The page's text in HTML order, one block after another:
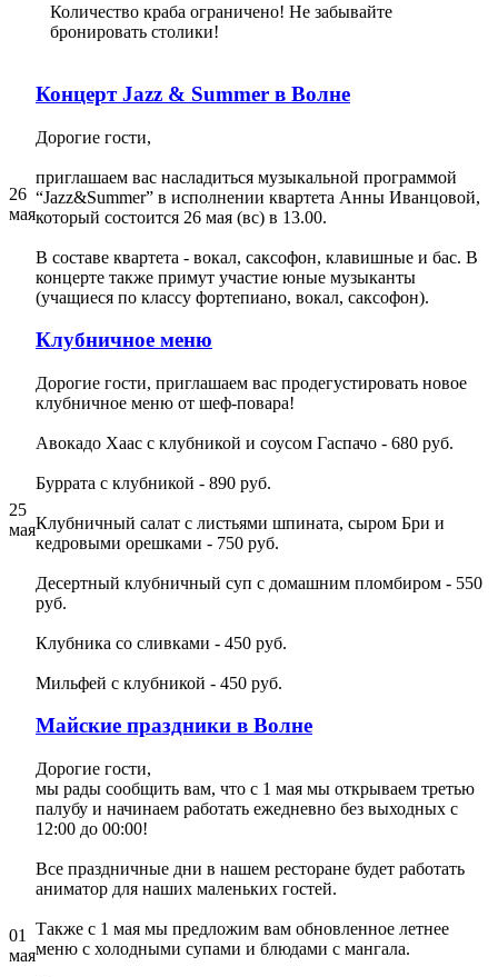
Количество краба ограничено! Не забывайте
бронировать столики!
26
мая
Концерт Jazz & Summer в Волне
Дорогие гости,
приглашаем вас насладиться музыкальной программой
“Jazz&Summer” в исполнении квартета Анны Иванцовой,
который состоится 26 мая (вс) в 13.00.
В составе квартета - вокал, саксофон, клавишные и бас. В
концерте также примут участие юные музыканты
(учащиеся по классу фортепиано, вокал, саксофон).
25
мая
Клубничное меню
Дорогие гости, приглашаем вас продегустировать новое
клубничное меню от шеф-повара!
Авокадо Хаас с клубникой и соусом Гаспачо - 680 руб.
Буррата с клубникой - 890 руб.
Клубничный салат с листьями шпината, сыром Бри и
кедровыми орешками - 750 руб.
Десертный клубничный суп с домашним пломбиром - 550
руб.
Клубника со сливками - 450 руб.
Мильфей с клубникой - 450 руб.
01
мая
Майские праздники в Волне
Дорогие гости,
мы рады сообщить вам, что с 1 мая мы открываем третью
палубу и начинаем работать ежедневно без выходных с
12:00 до 00:00!
Все праздничные дни в нашем ресторане будет работать
аниматор для наших маленьких гостей.
Также с 1 мая мы предложим вам обновленное летнее
меню с холодными супами и блюдами с мангала.